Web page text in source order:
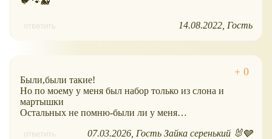
ответить 14.08.2022 Гость
Были,были такие!
Но по моему у меня был набор только из слона и
мартышки
Остальных не помню-были ли у меня…
ответить 07.03.2026 Гость Зайка серенький 🐰🩶